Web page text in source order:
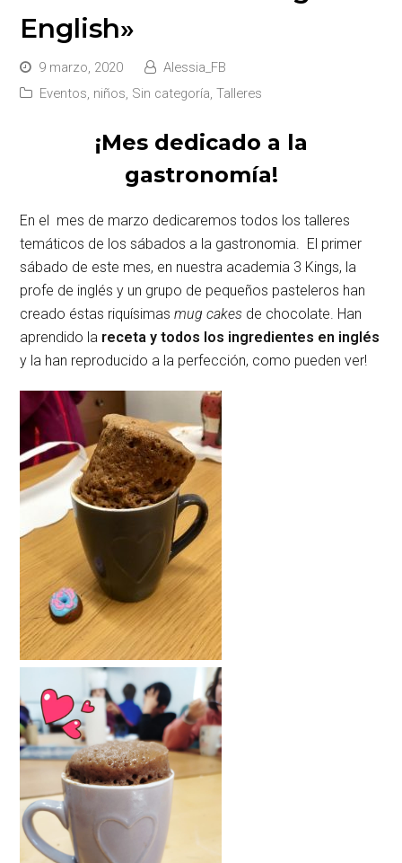
English»
9 marzo, 2020
Alessia_FB
Eventos niños Sin categoría ,Talleres
¡Mes dedicado a la
gastronomía!
En el mes de marzo dedicaremos todos los talleres
temáticos de los sábados a la gastronomia. El primer
sábado de este mes, en nuestra academia 3 Kings, la
profe de inglés y un grupo de pequeños pasteleros han
creado éstas riquísimasmug cakes de chocolate. Han
aprendido la receta y todos los ingredientes en inglés
y la han reproducido a la perfección, como pueden ver!